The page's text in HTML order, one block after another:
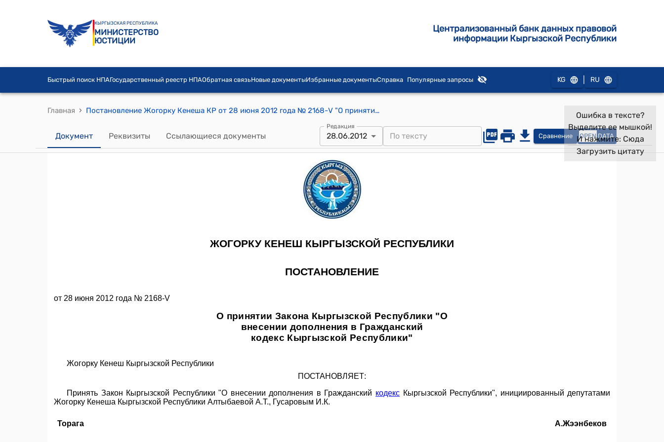
КЫРГЫЗСКАЯ РЕСПУБЛИКА
МИНИСТЕРСТВО
ЮСТИЦИИ
Централизованный банк данных правовой
информации Кыргызской Республики
Быстрый поиск НПАГосударственный реестр НПАОбратная связьНовые документыИзбранные документыСправка Популярные запросы KG RU
Главная › Постановление Жогорку Кенеша КР от 28 июня 2012 года № 2168-V "О принятии Закона Кыргызской Республики "О внесении дополнения в Гражданский кодекс Кыргызской Республики"
Документ Реквизиты Ссылающиеся документы
Редакция
28.06.2012 Сравнение OPEN DATA
Ошибка в тексте?
Выделите ее мышкой!
И нажмите: Сюда
Загрузить цитату